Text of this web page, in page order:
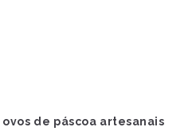
ovos de páscoa artesanais